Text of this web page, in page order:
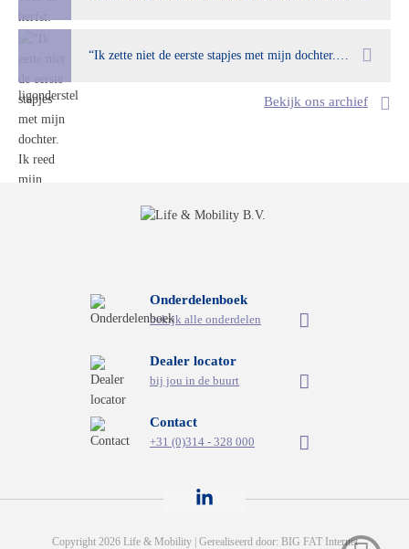
“Ik zette niet de eerste stapjes met mijn dochter. Ik reed mijn eerste rondjes met haar''
Bekijk ons archief
Onderdelenboek
bekijk alle onderdelen
Dealer locator
bij jou in de buurt
Contact
+31 (0)314 - 328 000
Copyright 2026 Life & Mobility | Gerealiseerd door: BIG FAT Internet